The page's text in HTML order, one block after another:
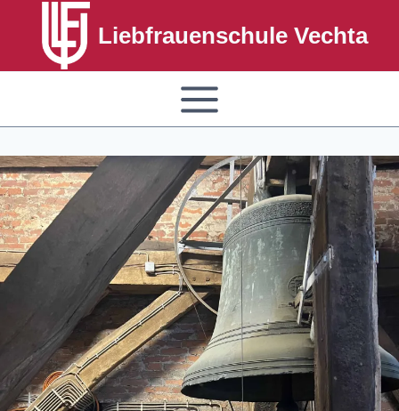
Liebfrauenschule Vechta